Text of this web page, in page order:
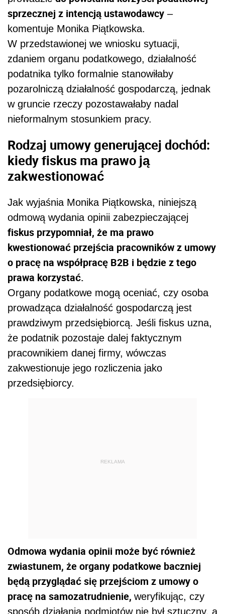
sprzecznej z intencją ustawodawcy –
komentuje Monika Piątkowska.
W przedstawionej we wniosku sytuacji,
zdaniem organu podatkowego, działalność
podatnika tylko formalnie stanowiłaby
pozarolniczą działalność gospodarczą, jednak
w gruncie rzeczy pozostawałaby nadal
nieformalnym stosunkiem pracy.
Rodzaj umowy generującej dochód:
kiedy fiskus ma prawo ją
zakwestionować
Jak wyjaśnia Monika Piątkowska, niniejszą
odmową wydania opinii zabezpieczającej
fiskus przypomniał, że ma prawo
kwestionować przejścia pracowników z umowy
o pracę na współpracę B2B i będzie z tego
prawa korzystać.
Organy podatkowe mogą oceniać, czy osoba
prowadząca działalność gospodarczą jest
prawdziwym przedsiębiorcą. Jeśli fiskus uzna,
że podatnik pozostaje dalej faktycznym
pracownikiem danej firmy, wówczas
zakwestionuje jego rozliczenia jako
przedsiębiorcy.
REKLAMA
Odmowa wydania opinii może być również
zwiastunem, że organy podatkowe baczniej
będą przyglądać się przejściom z umowy o
pracę na samozatrudnienie, weryfikując, czy
sposób działania podmiotów nie był sztuczny, a